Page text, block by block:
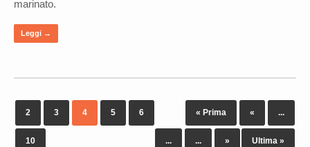
marinato.
Leggi →
« Prima « ...
2 3 4 5 6
...
10 ... » Ultima »